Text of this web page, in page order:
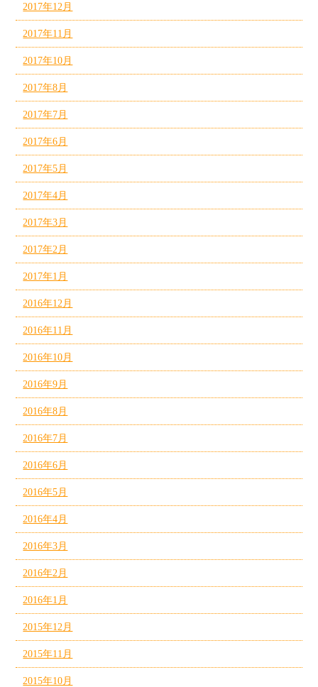
2017年12月
2017年11月
2017年10月
2017年8月
2017年7月
2017年6月
2017年5月
2017年4月
2017年3月
2017年2月
2017年1月
2016年12月
2016年11月
2016年10月
2016年9月
2016年8月
2016年7月
2016年6月
2016年5月
2016年4月
2016年3月
2016年2月
2016年1月
2015年12月
2015年11月
2015年10月